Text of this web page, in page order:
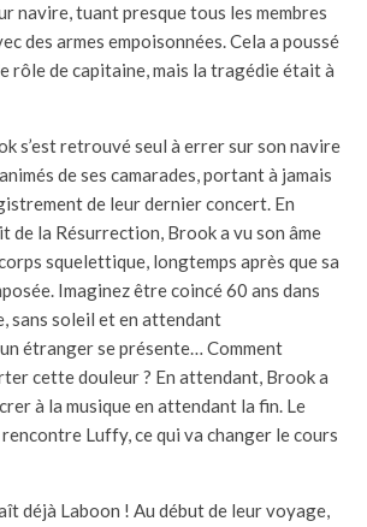
navire, tuant presque tous les membres
des armes empoisonnées. Cela a poussé
rôle de capitaine, mais la tragédie était à
s’est retrouvé seul à errer sur son navire
de ses camarades, portant à jamais
de leur dernier concert. En
de la Résurrection, Brook a vu son âme
squelettique, longtemps après que sa
Imaginez être coincé 60 ans dans
sans soleil et en attendant
étranger se présente… Comment
cette douleur ? En attendant, Brook a
à la musique en attendant la fin. Le
Luffy, ce qui va changer le cours
déjà Laboon ! Au début de leur voyage,